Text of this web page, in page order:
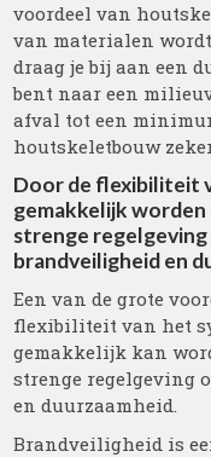
voordeel van
van materialen
draag je bij aan een
bent naar een
afval tot een
houtskeletbouw
Door de flexibiliteit
gemakkelijk worden
strenge regelgeving
brandveiligheid en
Een van de grote
flexibiliteit van het
gemakkelijk kan
strenge regelgeving
en duurzaamheid.
Brandveiligheid is